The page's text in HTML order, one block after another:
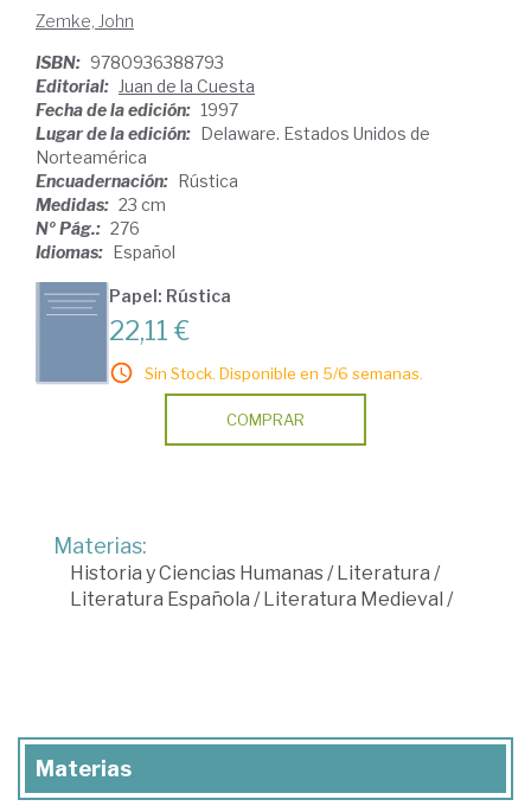
Zemke, John
ISBN: 9780936388793
Editorial: Juan de la Cuesta
Fecha de la edición: 1997
Lugar de la edición: Delaware. Estados Unidos de
Norteamérica
Encuadernación: Rústica
Medidas: 23 cm
Nº Pág.: 276
Idiomas: Español
Papel: Rústica
22,11 €
Sin Stock. Disponible en 5/6 semanas.
COMPRAR
Materias:
Historia y Ciencias Humanas/Literatura /
Literatura Española /Literatura Medieval /
Materias